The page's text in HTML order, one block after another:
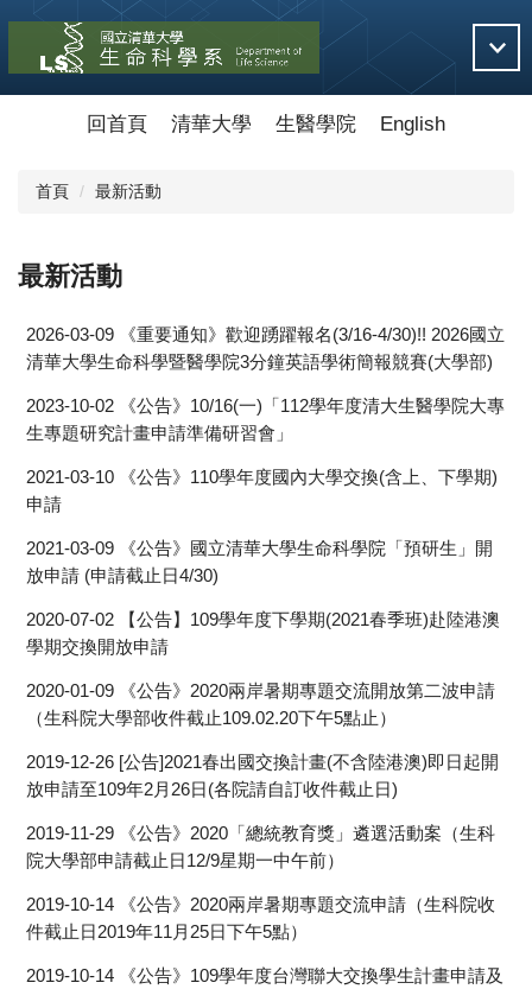
要
回首頁 清華大學 生醫學院 English
首頁 最新活動
最新活動
2026-03-09
《重要通知》歡迎踴躍報名(3/16-4/30)!! 2026國立
清華大學生命科學暨醫學院3分鐘英語學術簡報競賽(大學部)
2023-10-02
《公告》10/16(一)「112學年度清大生醫學院大專
生專題研究計畫申請準備研習會」
2021-03-10
《公告》110學年度國內大學交換(含上、下學期)
申請
2021-03-09
《公告》國立清華大學生命科學院「預研生」開
放申請 (申請截止日4/30)
2020-07-02
【公告】109學年度下學期(2021春季班)赴陸港澳
學期交換開放申請
2020-01-09
《公告》2020兩岸暑期專題交流開放第二波申請
（生科院大學部收件截止109.02.20下午5點止）
2019-12-26 [公告]2021春出國交換計畫(不含陸港澳)即日起開
放申請至109年2月26日(各院請自訂收件截止日)
2019-11-29
《公告》2020「總統教育獎」遴選活動案（生科
院大學部申請截止日12/9星期一中午前）
2019-10-14
《公告》2020兩岸暑期專題交流申請（生科院收
件截止日2019年11月25日下午5點）
2019-10-14
《公告》109學年度台灣聯大交換學生計畫申請及